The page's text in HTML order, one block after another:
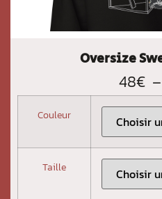
Oversize
48€ –
Couleur
Taille